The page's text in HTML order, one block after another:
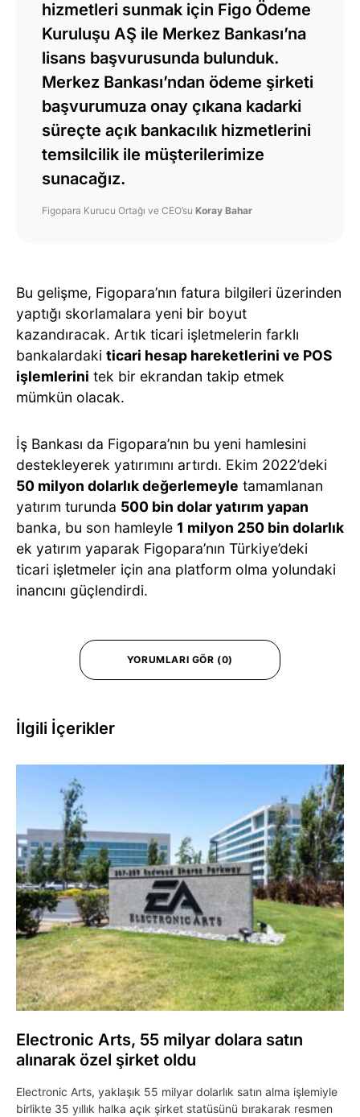
hizmetleri sunmak için Figo Ödeme
Kuruluşu AŞ ile Merkez Bankası’na
lisans başvurusunda bulunduk.
Merkez Bankası’ndan ödeme şirketi
başvurumuza onay çıkana kadarki
süreçte açık bankacılık hizmetlerini
temsilcilik ile müşterilerimize
sunacağız.
Figopara Kurucu Ortağı ve CEO’su Koray Bahar
Bu gelişme, Figopara’nın fatura bilgileri üzerinden
yaptığı skorlamalara yeni bir boyut
kazandıracak. Artık ticari işletmelerin farklı
bankalardaki ticari hesap hareketlerini ve POS
işlemlerini tek bir ekrandan takip etmek
mümkün olacak.
İş Bankası da Figopara’nın bu yeni hamlesini
destekleyerek yatırımını artırdı. Ekim 2022’deki
50 milyon dolarlık değerlemeyle tamamlanan
yatırım turunda 500 bin dolar yatırım yapan
banka, bu son hamleyle 1 milyon 250 bin dolarlık
ek yatırım yaparak Figopara’nın Türkiye’deki
ticari işletmeler için ana platform olma yolundaki
inancını güçlendirdi.
YORUMLARI GÖR (0)
İlgili İçerikler
Electronic Arts, 55 milyar dolara satın
alınarak özel şirket oldu
Electronic Arts, yaklaşık 55 milyar dolarlık satın alma işlemiyle
birlikte 35 yıllık halka açık şirket statüsünü bırakarak resmen